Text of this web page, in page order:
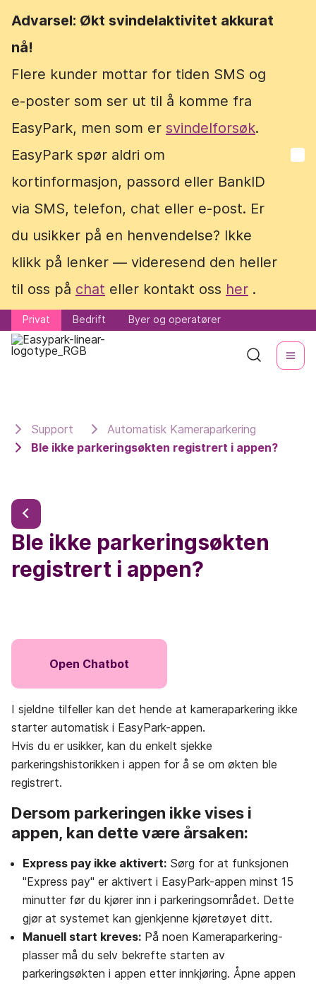
Advarsel: Økt svindelaktivitet akkurat
nå!
Flere kunder mottar for tiden SMS og
e-poster som ser ut til å komme fra
EasyPark, men som er svindelforsøk.
EasyPark spør aldri om
kortinformasjon, passord eller BankID
via SMS, telefon, chat eller e-post. Er
du usikker på en henvendelse? Ikke
klikk på lenker — videresend den heller
til oss på chat eller kontakt oss her .
Privat Bedrift Byer og operatører
Advarsel: Økt svindelaktivitet akkurat
nå!
Flere kunder mottar for tiden SMS og
e-poster som ser ut til å komme fra
EasyPark, men som er svindelforsøk.
EasyPark spør aldri om
kortinformasjon, passord eller BankID
via SMS, telefon, chat eller e-post. Er
du usikker på en henvendelse? Ikke
klikk på lenker — videresend den heller
til oss på chat eller kontakt oss her .
Privat Bedrift Byer og operatører
Support
Automatisk Kameraparkering
Ble ikke parkeringsøkten registrert i appen?
Ble ikke parkeringsøkten
registrert i appen?
Open Chatbot
I sjeldne tilfeller kan det hende at kameraparkering ikke
starter automatisk i EasyPark-appen.
Hvis du er usikker, kan du enkelt sjekke
parkeringshistorikken i appen for å se om økten ble
registrert.
Dersom parkeringen ikke vises i
appen, kan dette være årsaken:
Express pay ikke aktivert: Sørg for at funksjonen
"Express pay" er aktivert i EasyPark-appen minst 15
minutter før du kjører inn i parkeringsområdet. Dette
gjør at systemet kan gjenkjenne kjøretøyet ditt.
Manuell start kreves: På noen Kameraparkering-
plasser må du selv bekrefte starten av
parkeringsøkten i appen etter innkjøring. Åpne appen